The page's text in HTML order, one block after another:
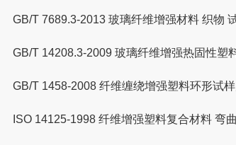
GB/T 7689.3-2013 玻璃纤维增强材料 织物
GB/T 14208.3-2009 玻璃纤维增强热固性塑
GB/T 1458-2008 纤维缠绕增强塑料环形试
ISO 14125-1998 纤维增强塑料复合材料 弯